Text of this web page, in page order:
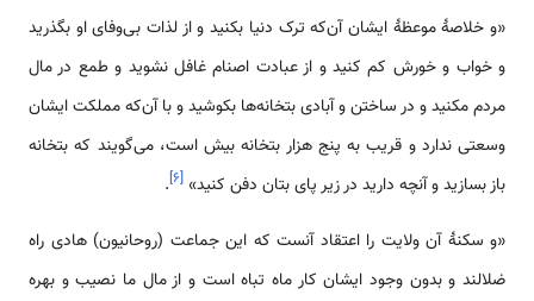
«و خلاصهٔ موعظهٔ ایشان آن‌که ترک دنیا بکنید و از لذات بی‌وفای او بگذرید
و خواب و خورش کم کنید و از عبادت اصنام غافل نشوید و طمع در مال
مردم مکنید و در ساختن و آبادی بتخانه‌ها بکوشید و با آن‌که مملکت ایشان
وسعتی ندارد و قریب به پنج هزار بتخانه بیش است، می‌گویند که بتخانه
باز بسازید و آنچه دارید در زیر پای بتان دفن کنید» [۶]
.
«و سکنهٔ آن ولایت را اعتقاد آنست که این جماعت (روحانیون) هادی راه
ضلالند و بدون وجود ایشان کار ماه تباه است و از مال ما نصیب و بهره